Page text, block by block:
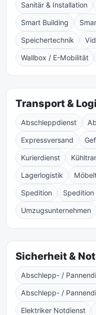
Sanitär & Installation
Smart Building
Speichertechnik
Wallbox / E-Mobilität
Transport &
Abschleppdienst
Expressversand
Kurierdienst
Lagerlogistik
Spedition Spedition
Umzugsunternehmen
Sicherheit &
Abschlepp- /
Abschlepp- /
Elektriker Notdienst